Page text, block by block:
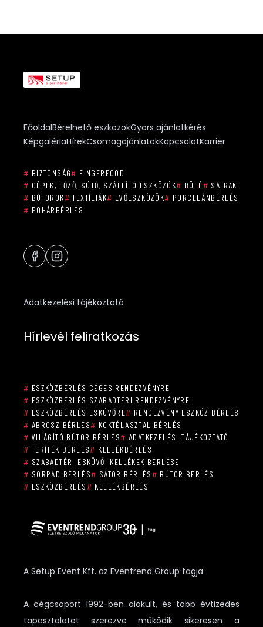
FőoldalBérelhető eszközökGyors ajánlatkérés
KépgalériaHírekCsomagajánlatokKapcsolatKarrier
# BIZTONSÁG# FINGERFOOD
# GÉPEK, FŐZŐ, SÜTŐ, SZÁLLÍTÓ ESZKÖZÖK# BÜFÉ# SÁTRAK
# BÚTOROK# TEXTÍLIÁK# EVŐESZKÖZÖK# PORCELÁNBÉRLÉS
# POHÁRBÉRLÉS
Adatkezelési tájékoztató
Hírlevél feliratkozás
# ESZKÖZBÉRLÉS CÉGES RENDEZVÉNYRE
# ESZKÖZBÉRLÉS SZABADTÉRI RENDEZVÉNYRE
# ESZKÖZBÉRLÉS ESKÜVŐRE# RENDEZVÉNY ESZKÖZ BÉRLÉS
# ABROSZ BÉRLÉS# KOKTÉLASZTAL BÉRLÉS
# VILÁGÍTÓ BÚTOR BÉRLÉS# ADATKEZELÉSI TÁJÉKOZTATÓ
# TERÍTÉK BÉRLÉS# KELLÉKBÉRLÉS
# SZABADTÉRI ESKÜVŐI KELLÉKEK BÉRLÉSE
# SÖRPAD BÉRLÉS# SÁTOR BÉRLÉS# BÚTOR BÉRLÉS
# ESZKÖZBÉRLÉS# KELLÉKBÉRLÉS
A Setup Event Kft. az Eventrend Group tagja.
A cégcsoport 1992-ben alakult, és több évtizedes
tapasztalatot szerezve működik sikeresen a